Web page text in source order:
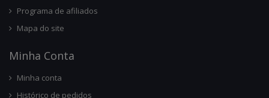
Programa de afiliados
Mapa do site
Minha Conta
Minha conta
Histórico de pedidos